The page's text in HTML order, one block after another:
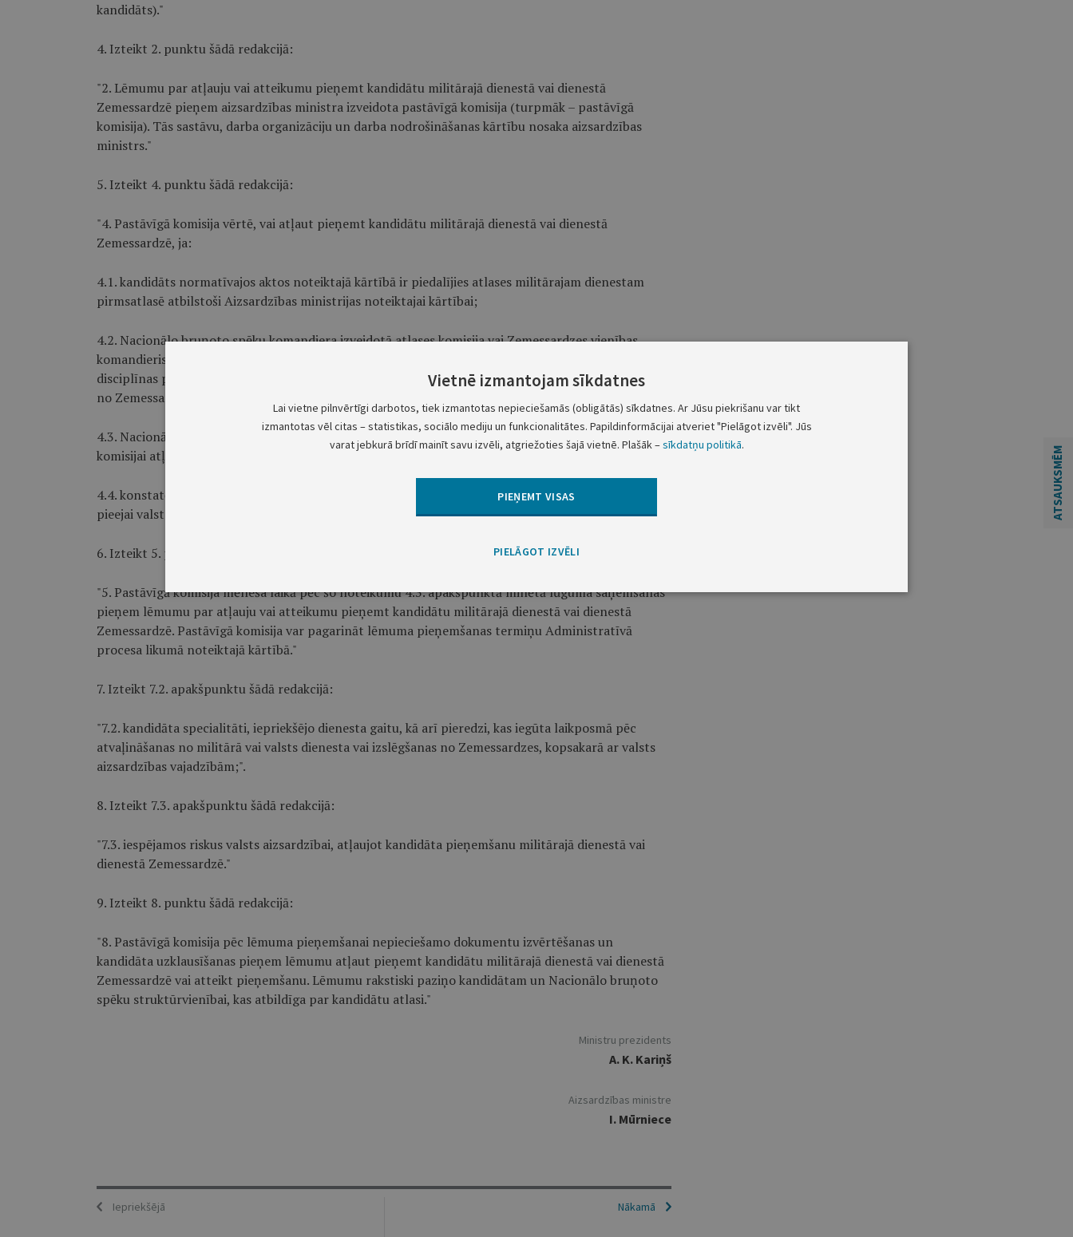
kandidāts)."
4. Izteikt 2. punktu šādā redakcijā:
"2. Lēmumu par atļauju vai atteikumu pieņemt kandidātu militārajā dienestā vai dienestā
Zemessardzē pieņem aizsardzības ministra izveidota pastāvīgā komisija (turpmāk – pastāvīgā
komisija). Tās sastāvu, darba organizāciju un darba nodrošināšanas kārtību nosaka aizsardzības
ministrs."
5. Izteikt 4. punktu šādā redakcijā:
"4. Pastāvīgā komisija vērtē, vai atļaut pieņemt kandidātu militārajā dienestā vai dienestā
Zemessardzē, ja:
4.1. kandidāts normatīvajos aktos noteiktajā kārtībā ir piedalījies atlases militārajam dienestam
pirmsatlasē atbilstoši Aizsardzības ministrijas noteiktajai kārtībai;
4.2. Nacionālo bruņoto spēku komandiera izveidotā atlases komisija vai Zemessardzes vienības
komandieris ir atzinis, ka vienīgais šķērslis personas atlases pārbaudījumu (procesa) uzsākšanai ir
disciplīnas pārkāpums, kura dēļ persona atvaļināta no militārā vai cita valsts dienesta vai izslēgta
no Zemessardzes;
4.3. Nacionālo bruņoto spēku struktūrvienība, kas atbildīga par kandidātu atlasi, lūdz pastāvīgajai
komisijai atļaut personas pieņemšanu militārajā dienestā vai dienestā Zemessardzē;
4.4. konstatēta kandidāta atbilstība likuma "Par valsts noslēpumu" prasībām, lai saņemtu atļauju
pieejai valsts noslēpumam, ja atļauja ir nepieciešama."
6. Izteikt 5. punktu šādā redakcijā:
"5. Pastāvīgā komisija mēneša laikā pēc šo noteikumu 4.3. apakšpunktā minētā lūguma saņemšanas
pieņem lēmumu par atļauju vai atteikumu pieņemt kandidātu militārajā dienestā vai dienestā
Zemessardzē. Pastāvīgā komisija var pagarināt lēmuma pieņemšanas termiņu Administratīvā
procesa likumā noteiktajā kārtībā."
7. Izteikt 7.2. apakšpunktu šādā redakcijā:
"7.2. kandidāta specialitāti, iepriekšējo dienesta gaitu, kā arī pieredzi, kas iegūta laikposmā pēc
atvaļināšanas no militārā vai valsts dienesta vai izslēgšanas no Zemessardzes, kopsakarā ar valsts
aizsardzības vajadzībām;".
8. Izteikt 7.3. apakšpunktu šādā redakcijā:
"7.3. iespējamos riskus valsts aizsardzībai, atļaujot kandidāta pieņemšanu militārajā dienestā vai
dienestā Zemessardzē."
9. Izteikt 8. punktu šādā redakcijā:
"8. Pastāvīgā komisija pēc lēmuma pieņemšanai nepieciešamo dokumentu izvērtēšanas un
kandidāta uzklausīšanas pieņem lēmumu atļaut pieņemt kandidātu militārajā dienestā vai dienestā
Zemessardzē vai atteikt pieņemšanu. Lēmumu rakstiski paziņo kandidātam un Nacionālo bruņoto
spēku struktūrvienībai, kas atbildīga par kandidātu atlasi."
Ministru prezidents
A. K. Kariņš
Aizsardzības ministre
I. Mūrniece
Iepriekšējā Nākamā
ATSAUKSMĒM
Vietnē izmantojam sīkdatnes
Lai vietne pilnvērtīgi darbotos, tiek izmantotas nepieciešamās (obligātās) sīkdatnes. Ar Jūsu piekrišanu var tikt
izmantotas vēl citas – statistikas, sociālo mediju un funkcionalitātes. Papildinformācijai atveriet "Pielāgot izvēli". Jūs
varat jebkurā brīdī mainīt savu izvēli, atgriežoties šajā vietnē. Plašāk –sīkdatņu politikā.
PIEŅEMT VISAS
PIELĀGOT IZVĒLI